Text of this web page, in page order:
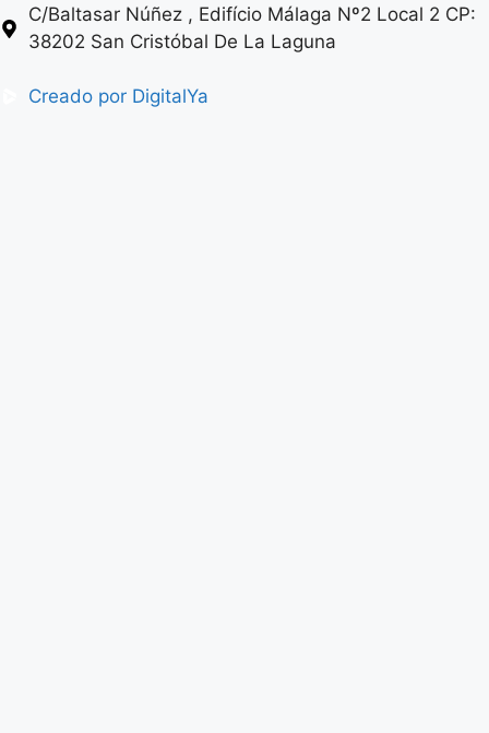
C/Baltasar Núñez , Edifício Málaga Nº2 Local 2 CP:
38202 San Cristóbal De La Laguna
Creado por DigitalYa